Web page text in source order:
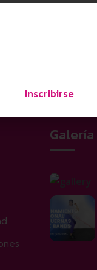
programas
Galería
Inscribirse